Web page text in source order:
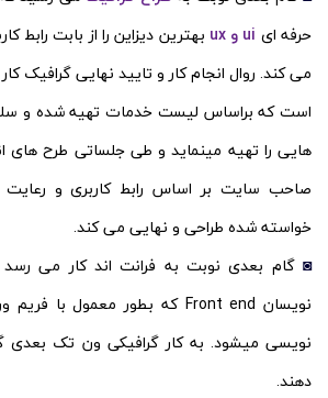
حرفه ای ui و ux
بهترین دیزاین را از بابت رابط
است که براساس لیست خدمات تهیه شده و
هایی را تهیه مینماید و طی جلساتی طرح
صاحب سایت بر اساس رابط کاربری و رعایت
خواسته شده طراحی و نهایی می کند.
◙ گام بعدی نوبت به فرانت اند کار می رسد
نویسی میشود. به کار گرافیکی ون تک بعدی
دهند.